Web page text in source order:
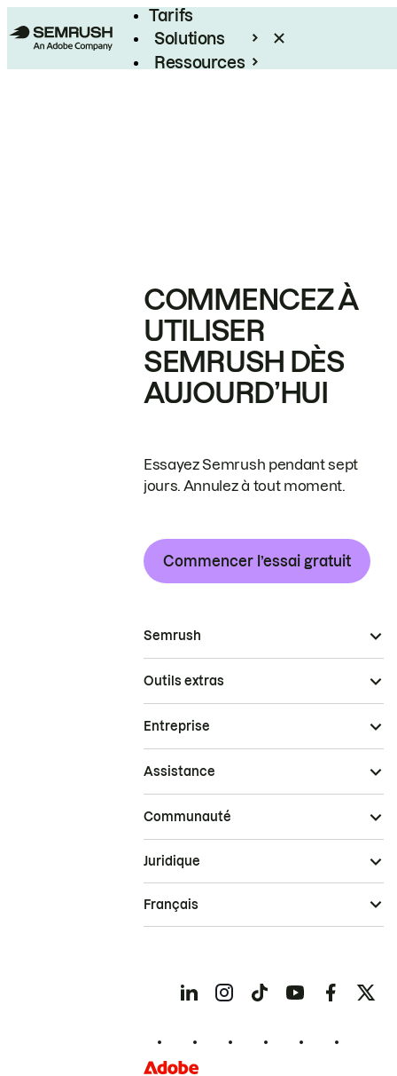
Tarifs
Solutions
Ressources
COMMENCEZ À
UTILISER
SEMRUSH DÈS
AUJOURD’HUI
Essayez Semrush pendant sept
jours. Annulez à tout moment.
Commencer l’essai gratuit
Semrush
Outils extras
Entreprise
Assistance
Communauté
Juridique
Français